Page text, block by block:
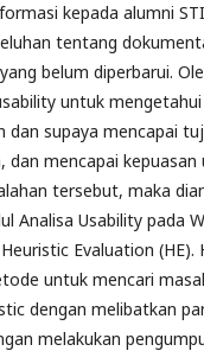
kepada alumni
tentang
belum diperbarui.
untuk
dan supaya mencapai
mencapai kepuasan
tersebut, maka
Analisa Usability pada
Evaluation (HE).
untuk mencari
dengan melibatkan
melakukan